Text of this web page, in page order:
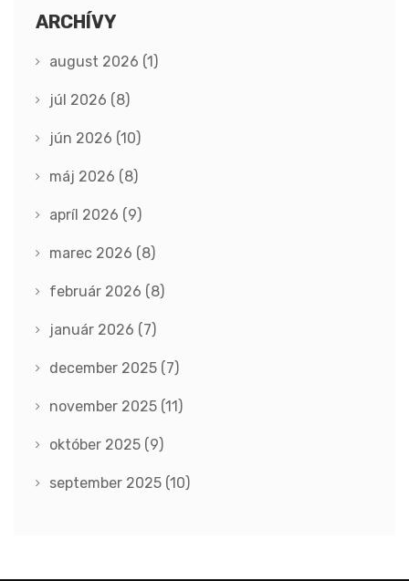
ARCHÍVY
august 2026 (1)
júl 2026 (8)
jún 2026 (10)
máj 2026 (8)
apríl 2026 (9)
marec 2026 (8)
február 2026 (8)
január 2026 (7)
december 2025 (7)
november 2025 (11)
október 2025 (9)
september 2025 (10)